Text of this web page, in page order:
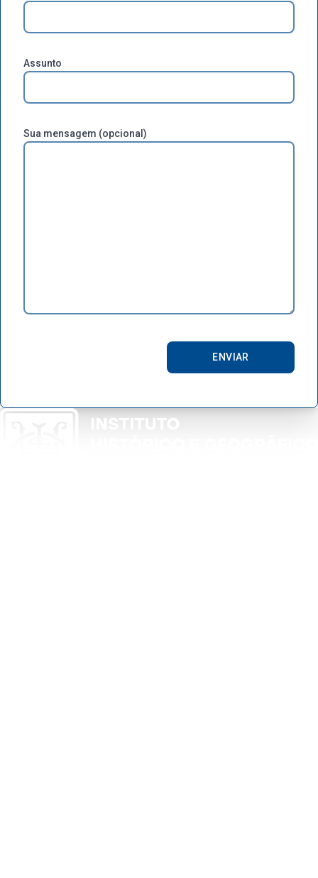
Assunto
Sua mensagem (opcional)